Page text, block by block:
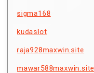
sigma168
kudaslot
raja928maxwin.site
mawar588maxwin.site